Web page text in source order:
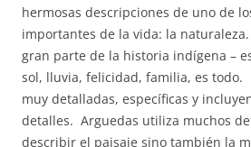
hermosas descripciones de uno de
importantes de la vida: la
gran parte de la historia indígena –
sol, lluvia, felicidad, familia, es todo.
muy detalladas, específicas y
detalles. Arguedas utiliza muchos
describir el paisaje sino también la